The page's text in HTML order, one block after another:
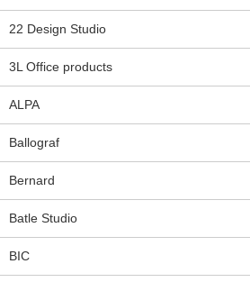
22 Design Studio
3L Office products
ALPA
Ballograf
Bernard
Batle Studio
BIC